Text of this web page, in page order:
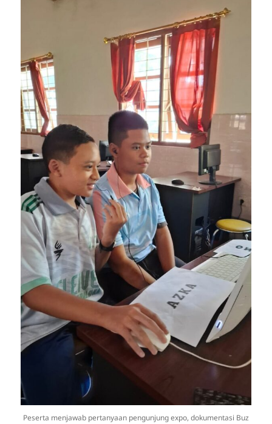
Peserta menjawab pertanyaan pengunjung expo, dokumentasi Buz